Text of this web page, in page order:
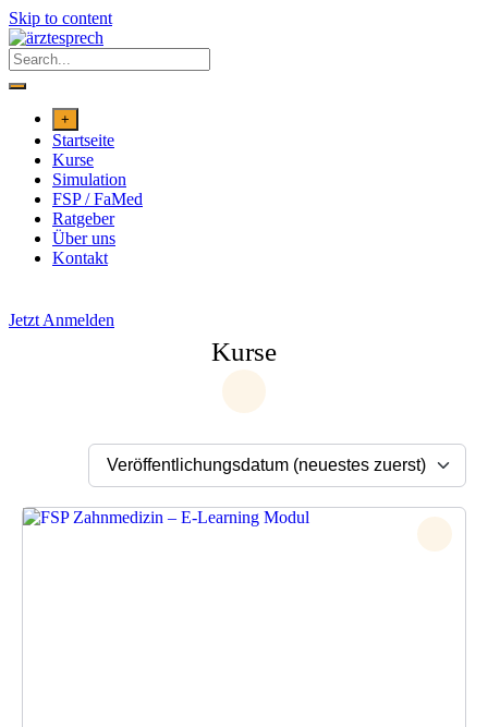
Skip to content
+
Startseite
Kurse
Simulation
FSP / FaMed
Ratgeber
Über uns
Kontakt
Jetzt Anmelden
Kurse